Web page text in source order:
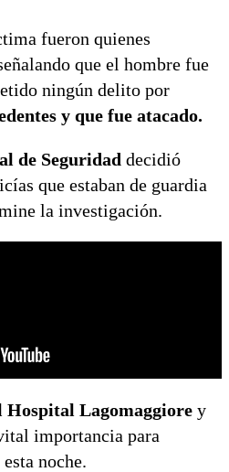
fueron quienes
que el hombre fue
ningún delito por
y que fue atacado.
de Seguridad decidió
que estaban de guardia
la investigación.
Hospital Lagomaggiore y
importancia para
noche.